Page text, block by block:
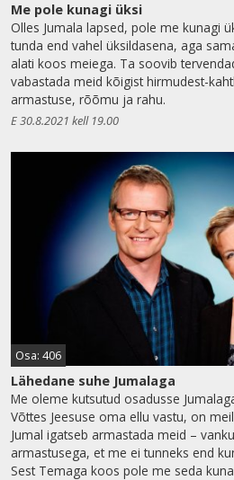
Me pole kunagi üksi
Olles Jumala lapsed, pole me kunagi
tunda end vahel üksildasena, aga
alati koos meiega. Ta soovib
vabastada meid kõigist hirmudest-
armastuse, rõõmu ja rahu.
E 30.8.2021 kell 19.00
Osa: 406
Lähedane suhe Jumalaga
Me oleme kutsutud osadusse
Võttes Jeesuse oma ellu vastu, on
Jumal igatseb armastada meid –
armastusega, et me ei tunneks end
Sest Temaga koos pole me seda